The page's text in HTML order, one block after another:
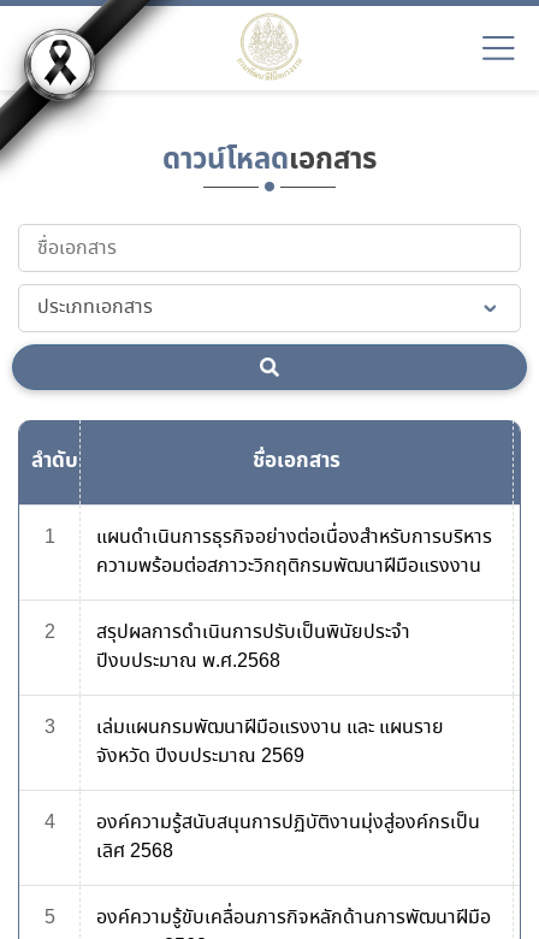
ดาวน์โหลดเอกสาร
ลำดับ ชื่อเอกสาร
1
แผนดำเนินการธุรกิจอย่างต่อเนื่องสำหรับการบริหาร
ความพร้อมต่อสภาวะวิกฤติกรมพัฒนาฝีมือแรงงาน
2
สรุปผลการดำเนินการปรับเป็นพินัยประจำ
ปีงบประมาณ พ.ศ.2568
3
เล่มแผนกรมพัฒนาฝีมือแรงงาน และ แผนราย
จังหวัด ปีงบประมาณ 2569
4
องค์ความรู้สนับสนุนการปฏิบัติงานมุ่งสู่องค์กรเป็น
เลิศ 2568
5
องค์ความรู้ขับเคลื่อนภารกิจหลักด้านการพัฒนาฝีมือ